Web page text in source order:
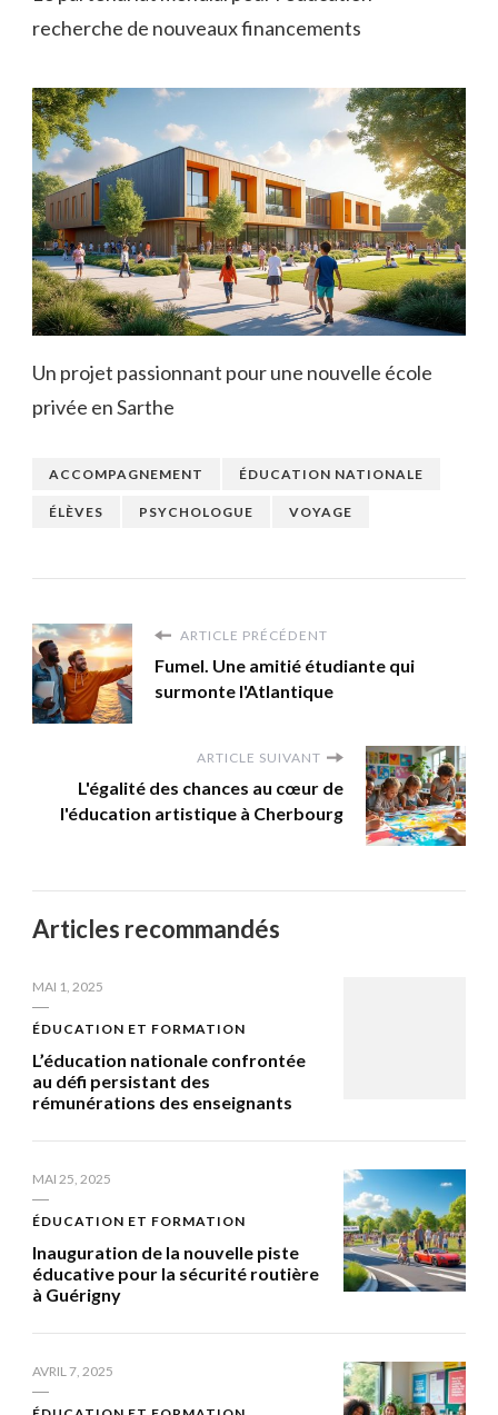
recherche de nouveaux financements
Un projet passionnant pour une nouvelle école
privée en Sarthe
ACCOMPAGNEMENT ÉDUCATION NATIONALE
ÉLÈVES PSYCHOLOGUE VOYAGE
ARTICLE PRÉCÉDENT
Fumel. Une amitié étudiante qui
surmonte l'Atlantique
ARTICLE SUIVANT
L'égalité des chances au cœur de
l'éducation artistique à Cherbourg
Articles recommandés
MAI 1, 2025
ÉDUCATION ET FORMATION
L’éducation nationale confrontée
au défi persistant des
rémunérations des enseignants
MAI 25, 2025
ÉDUCATION ET FORMATION
Inauguration de la nouvelle piste
éducative pour la sécurité routière
à Guérigny
AVRIL 7, 2025